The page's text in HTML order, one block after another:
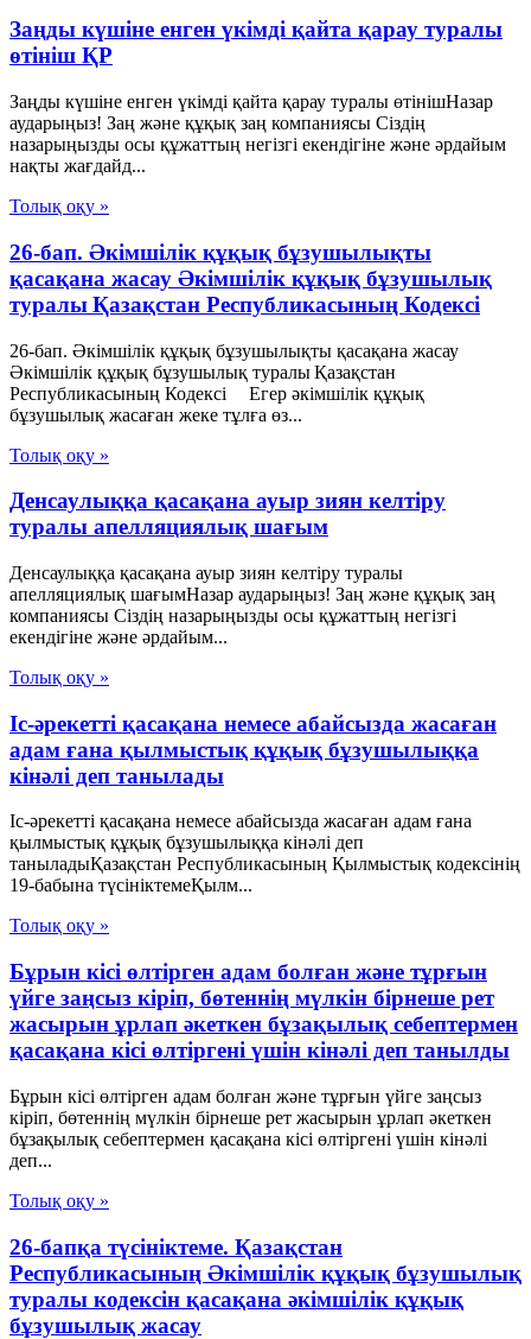
Заңды күшіне енген үкімді қайта қарау туралы
өтініш ҚР
Заңды күшіне енген үкімді қайта қарау туралы өтінішНазар
аударыңыз! Заң және құқық заң компаниясы Сіздің
назарыңызды осы құжаттың негізгі екендігіне және әрдайым
нақты жағдайд...
Толық оқу »
26-бап. Әкiмшiлiк құқық бұзушылықты
қасақана жасау Әкімшілік құқық бұзушылық
туралы Қазақстан Республикасының Кодексі
26-бап. Әкiмшiлiк құқық бұзушылықты қасақана жасау
Әкімшілік құқық бұзушылық туралы Қазақстан
Республикасының Кодексі Егер әкiмшiлiк құқық
бұзушылық жасаған жеке тұлға өз...
Толық оқу »
Денсаулыққа қасақана ауыр зиян келтіру
туралы апелляциялық шағым
Денсаулыққа қасақана ауыр зиян келтіру туралы
апелляциялық шағымНазар аударыңыз! Заң және құқық заң
компаниясы Сіздің назарыңызды осы құжаттың негізгі
екендігіне және әрдайым...
Толық оқу »
Іс-әрекетті қасақана немесе абайсызда жасаған
адам ғана қылмыстық құқық бұзушылыққа
кінәлі деп танылады
Іс-әрекетті қасақана немесе абайсызда жасаған адам ғана
қылмыстық құқық бұзушылыққа кінәлі деп
таныладыҚазақстан Республикасының Қылмыстық кодексінің
19-бабына түсініктемеҚылм...
Толық оқу »
Бұрын кісі өлтірген адам болған және тұрғын
үйге заңсыз кіріп, бөтеннің мүлкін бірнеше рет
жасырын ұрлап әкеткен бұзақылық себептермен
қасақана кісі өлтіргені үшін кінәлі деп танылды
Бұрын кісі өлтірген адам болған және тұрғын үйге заңсыз
кіріп, бөтеннің мүлкін бірнеше рет жасырын ұрлап әкеткен
бұзақылық себептермен қасақана кісі өлтіргені үшін кінәлі
деп...
Толық оқу »
26-бапқа түсініктеме. Қазақстан
Республикасының Әкімшілік құқық бұзушылық
туралы кодексін қасақана әкімшілік құқық
бұзушылық жасау